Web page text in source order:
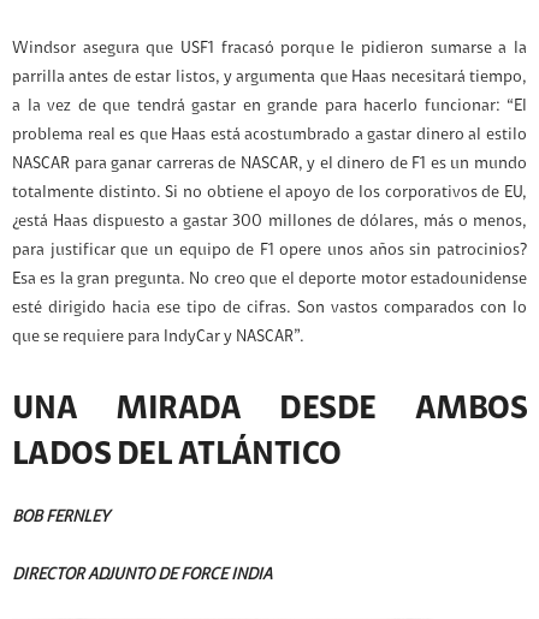
Windsor asegura que USF1 fracasó porque le pidieron sumarse a la
parrilla antes de estar listos, y argumenta que Haas necesitará tiempo,
a la vez de que tendrá gastar en grande para hacerlo funcionar: “El
problema real es que Haas está acostumbrado a gastar dinero al estilo
NASCAR para ganar carreras de NASCAR, y el dinero de F1 es un mundo
totalmente distinto. Si no obtiene el apoyo de los corporativos de EU,
¿está Haas dispuesto a gastar 300 millones de dólares, más o menos,
para justificar que un equipo de F1 opere unos años sin patrocinios?
Esa es la gran pregunta. No creo que el deporte motor estadounidense
esté dirigido hacia ese tipo de cifras. Son vastos comparados con lo
que se requiere para IndyCar y NASCAR”.
UNA MIRADA DESDE AMBOS
LADOS DEL ATLÁNTICO
BOB FERNLEY
DIRECTOR ADJUNTO DE FORCE INDIA